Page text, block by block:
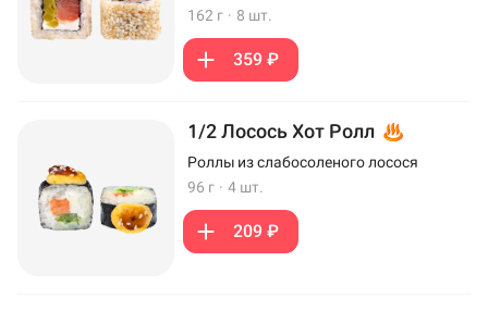
162 г · 8 шт.
359 ₽
1/2 Лосось Хот Ролл
Роллы из слабосоленого лосося
96 г · 4 шт.
209 ₽